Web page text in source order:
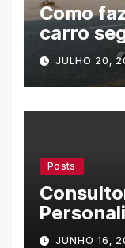
Como
carro
JULHO 20,
Posts
JUNHO 16,